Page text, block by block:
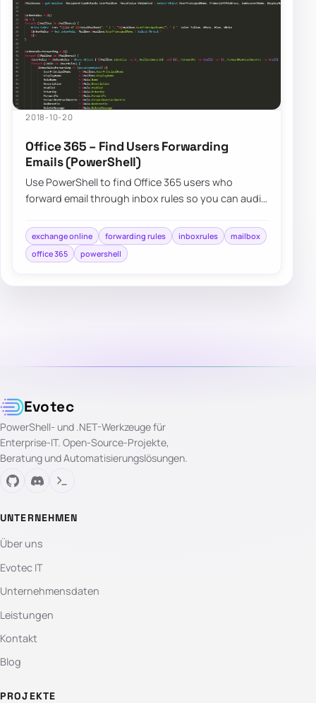
2018-10-20
Office 365 – Find Users Forwarding
Emails (PowerShell)
Use PowerShell to find Office 365 users who
forward email through inbox rules so you can audit
exchange online forwarding rules inboxrules
mailbox
office 365
powershell
Evotec
PowerShell- und .NET-Werkzeuge für
Enterprise-IT. Open-Source-Projekte,
Beratung und Automatisierungslösungen.
UNTERNEHMEN
Über uns
Evotec IT
Unternehmensdaten
Leistungen
Kontakt
Blog
PROJEKTE